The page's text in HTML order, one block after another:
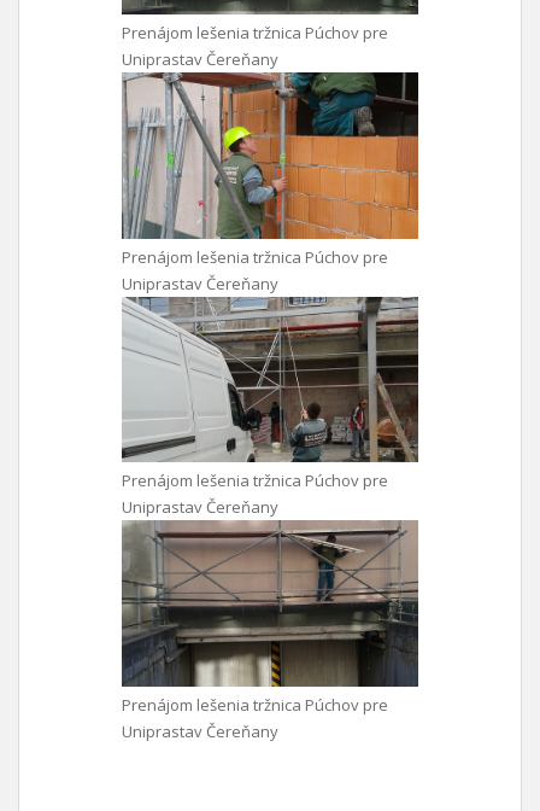
Prenájom lešenia tržnica Púchov pre
Uniprastav Čereňany
Prenájom lešenia tržnica Púchov pre
Uniprastav Čereňany
Prenájom lešenia tržnica Púchov pre
Uniprastav Čereňany
Prenájom lešenia tržnica Púchov pre
Uniprastav Čereňany